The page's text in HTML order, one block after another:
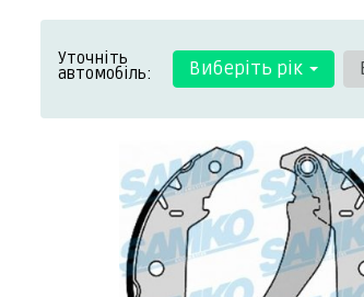
Уточніть
автомобіль: Виберіть рік